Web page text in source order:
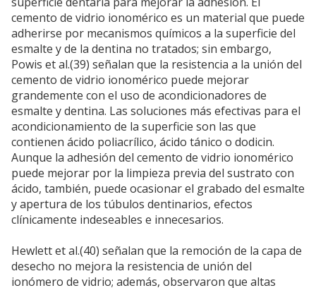
cemento de vidrio ionomérico es un material que puede
adherirse por mecanismos químicos a la superficie del
esmalte y de la dentina no tratados; sin embargo,
Powis et al.(39) señalan que la resistencia a la unión del
cemento de vidrio ionomérico puede mejorar
grandemente con el uso de acondicionadores de
esmalte y dentina. Las soluciones más efectivas para el
acondicionamiento de la superficie son las que
contienen ácido poliacrílico, ácido tánico o dodicin.
Aunque la adhesión del cemento de vidrio ionomérico
puede mejorar por la limpieza previa del sustrato con
ácido, también, puede ocasionar el grabado del esmalte
y apertura de los túbulos dentinarios, efectos
clínicamente indeseables e innecesarios.
Hewlett et al.(40) señalan que la remoción de la capa de
desecho no mejora la resistencia de unión del
ionómero de vidrio; además, observaron que altas